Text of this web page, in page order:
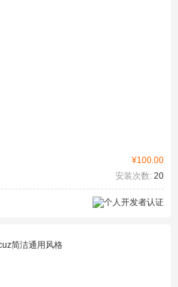
¥100.00
安装次数: 20